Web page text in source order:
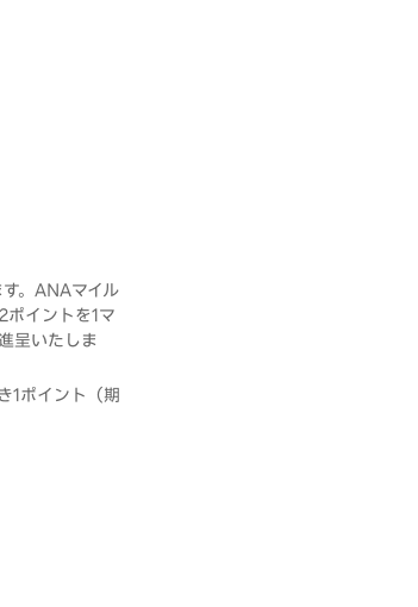
。ANAマイル
ポイントを1マ
呈いたしま
1ポイント（期